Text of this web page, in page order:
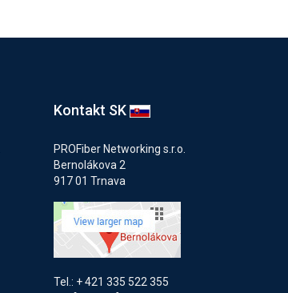
Kontakt SK
PROFiber Networking s.r.o.
Bernolákova 2
917 01 Trnava
Tel.: + 421 335 522 355